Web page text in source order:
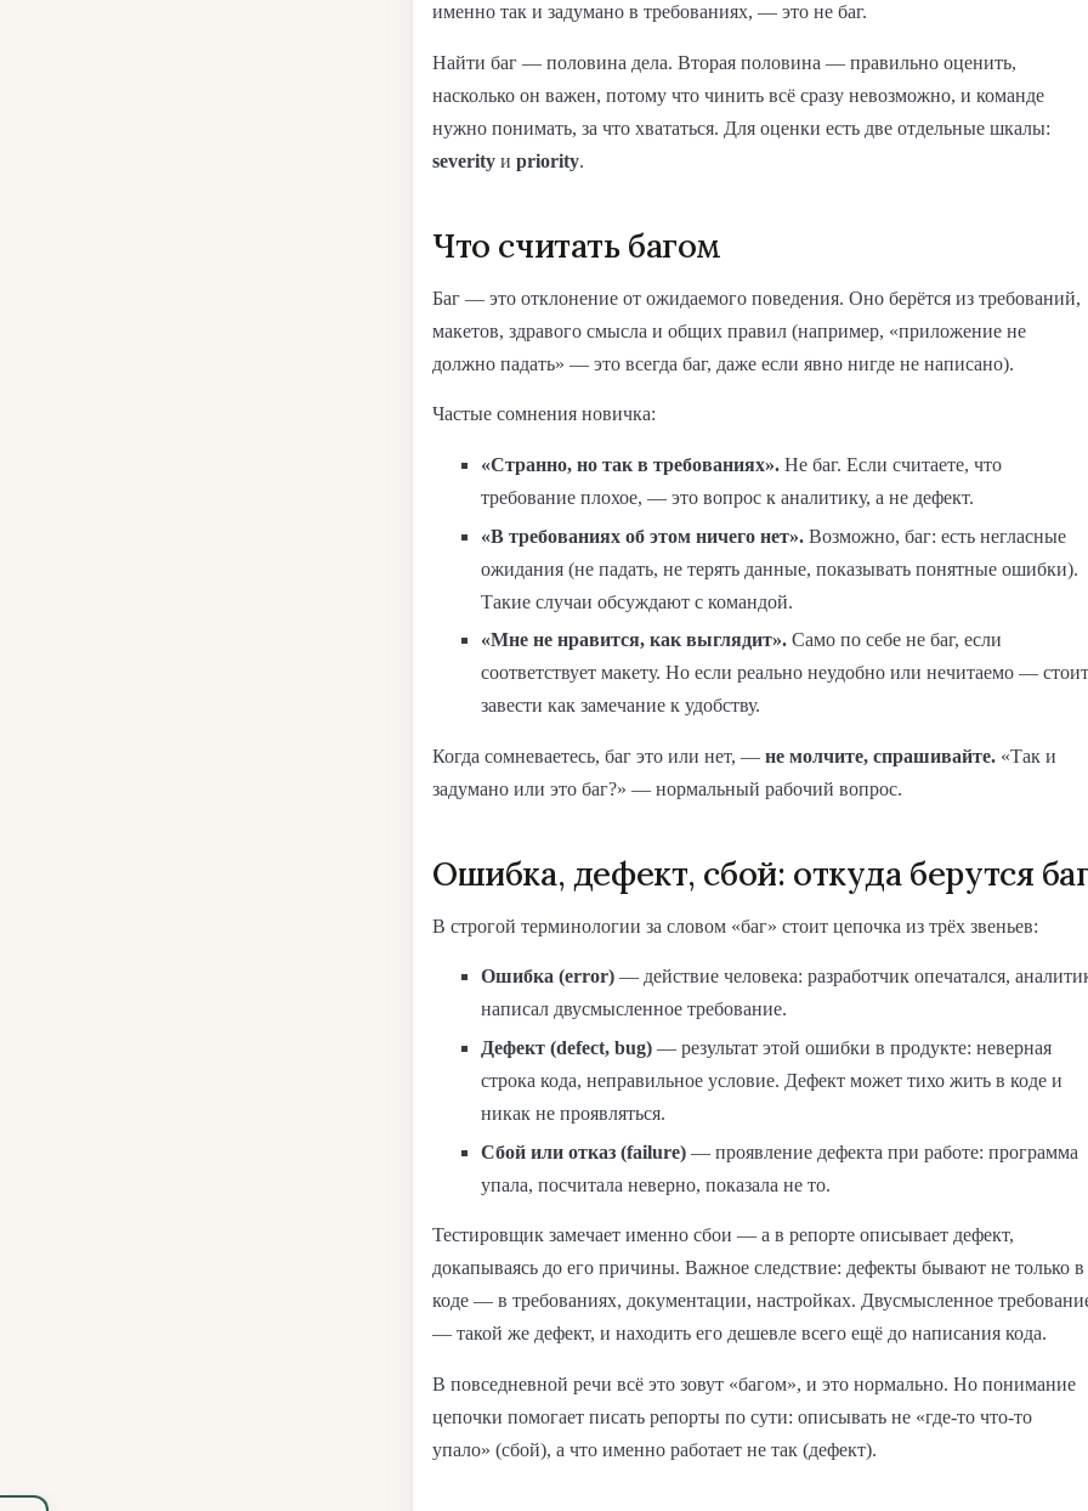
именно так и задумано в требованиях, — это не баг.
Найти баг — половина дела. Вторая половина — правильно оценить,
насколько он важен, потому что чинить всё сразу невозможно, и команде
нужно понимать, за что хвататься. Для оценки есть две отдельные шкалы:
severity и priority.
Что считать багом
Баг — это отклонение от ожидаемого поведения. Оно берётся из требований,
макетов, здравого смысла и общих правил (например, «приложение не
должно падать» — это всегда баг, даже если явно нигде не написано).
Частые сомнения новичка:
«Странно, но так в требованиях». Не баг. Если считаете, что
требование плохое, — это вопрос к аналитику, а не дефект.
«В требованиях об этом ничего нет». Возможно, баг: есть негласные
ожидания (не падать, не терять данные, показывать понятные ошибки).
Такие случаи обсуждают с командой.
«Мне не нравится, как выглядит». Само по себе не баг, если
соответствует макету. Но если реально неудобно или нечитаемо — стоит
завести как замечание к удобству.
Когда сомневаетесь, баг это или нет, — не молчите, спрашивайте. «Так и
задумано или это баг?» — нормальный рабочий вопрос.
Ошибка, дефект, сбой: откуда берутся
В строгой терминологии за словом «баг» стоит цепочка из трёх звеньев:
Ошибка (error) — действие человека: разработчик опечатался,
написал двусмысленное требование.
Дефект (defect, bug) — результат этой ошибки в продукте: неверная
строка кода, неправильное условие. Дефект может тихо жить в коде и
никак не проявляться.
Сбой или отказ (failure) — проявление дефекта при работе: программа
упала, посчитала неверно, показала не то.
Тестировщик замечает именно сбои — а в репорте описывает дефект,
докапываясь до его причины. Важное следствие: дефекты бывают не только в
коде — в требованиях, документации, настройках. Двусмысленное
— такой же дефект, и находить его дешевле всего ещё до написания кода.
В повседневной речи всё это зовут «багом», и это нормально. Но понимание
цепочки помогает писать репорты по сути: описывать не «где-то что-то
упало» (сбой), а что именно работает не так (дефект).